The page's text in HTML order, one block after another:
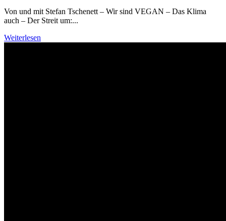
Von und mit Stefan Tschenett – Wir sind VEGAN – Das Klima
auch – Der Streit um:...
Weiterlesen